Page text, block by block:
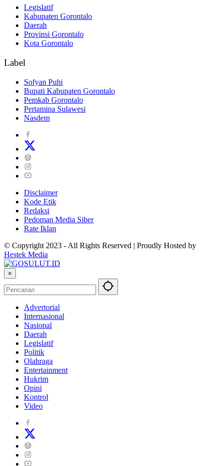
Legislatif
Kabupaten Gorontalo
Daerah
Provinsi Gorontalo
Kota Gorontalo
Label
Sofyan Puhi
Bupati Kabupaten Gorontalo
Pemkab Gorontalo
Pertamina Sulawesi
Nasdem
Disclaimer
Kode Etik
Redaksi
Pedoman Media Siber
Rate Iklan
© Copyright 2023 - All Rights Reserved | Proudly Hosted by
Hestek Media
×
Advertorial
Internasional
Nasional
Daerah
Legislatif
Politik
Olahraga
Entertainment
Hukrim
Opini
Kontrol
Video